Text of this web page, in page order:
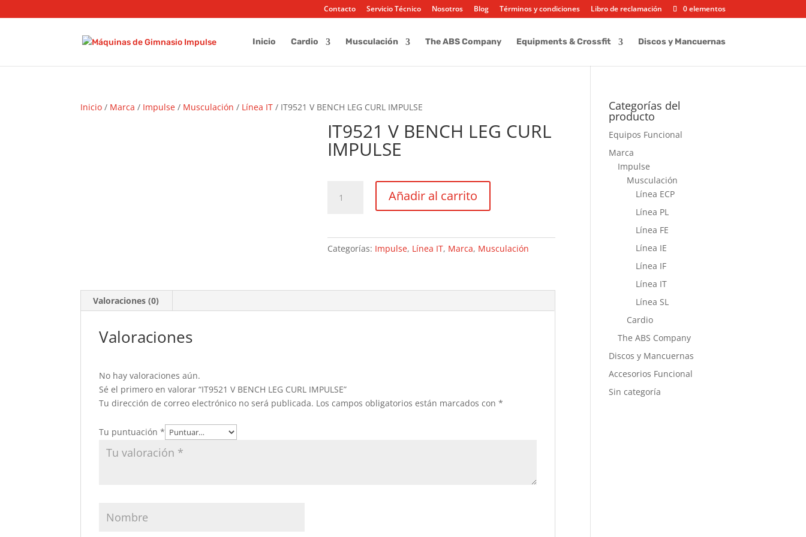
Contacto Servicio Técnico Nosotros Blog Términos y condiciones Libro de reclamación 0 elementos
Inicio Cardio Musculación The ABS Company Equipments & Crossfit Discos y Mancuernas
Inicio / Marca / Impulse / Musculación / Línea IT / IT9521 V BENCH LEG CURL IMPULSE
IT9521 V BENCH LEG CURL
IMPULSE
IMPULSE
Añadir al carrito
Categorías: Impulse, Línea IT, Marca, Musculación
Valoraciones (0)
Valoraciones
No hay valoraciones aún.
Sé el primero en valorar “IT9521 V BENCH LEG CURL IMPULSE”
Tu dirección de correo electrónico no será publicada. Los campos obligatorios están marcados con*
Tu puntuación*
Categorías del
producto
Equipos Funcional
Marca
Impulse
Musculación
Línea ECP
Línea PL
Línea FE
Línea IE
Línea IF
Línea IT
Línea SL
Cardio
The ABS Company
Discos y Mancuernas
Accesorios Funcional
Sin categoría